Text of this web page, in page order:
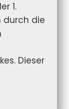
1.
durch die
Dieser